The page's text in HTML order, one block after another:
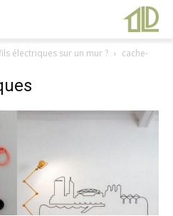
électriques sur un mur ?
cache-